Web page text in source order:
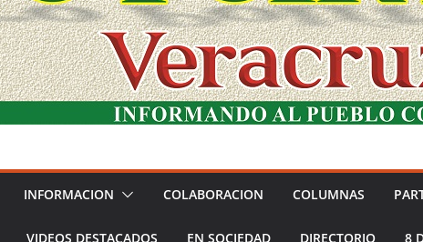
INFORMACION COLABORACION COLUMNAS
VIDEOS DESTACADOS EN SOCIEDAD DIRECTORIO 8